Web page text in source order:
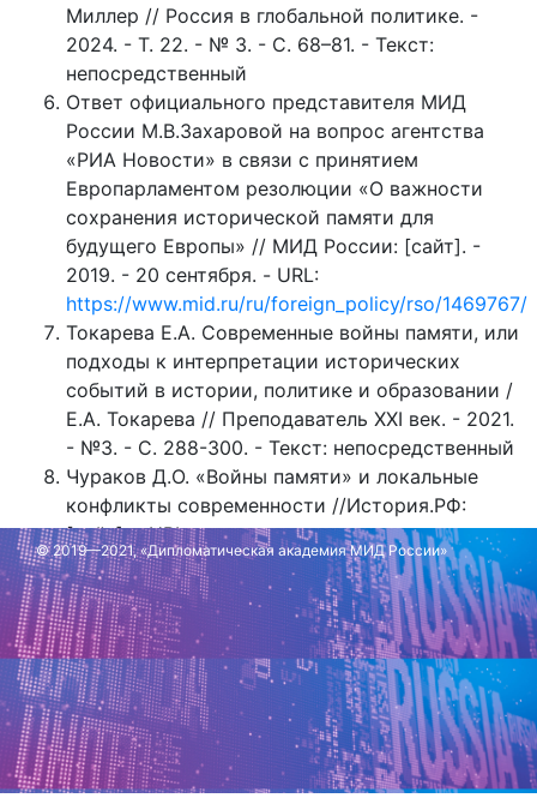
Миллер // Россия в глобальной политике. -
2024. - Т. 22. - № 3. - С. 68–81. - Текст:
непосредственный
Ответ официального представителя МИД
России М.В.Захаровой на вопрос агентства
«РИА Новости» в связи с принятием
Европарламентом резолюции «О важности
сохранения исторической памяти для
будущего Европы» // МИД России: [сайт]. -
2019. - 20 сентября. - URL:
https://www.mid.ru/ru/foreign_policy/rso/1469767/
Токарева Е.А. Современные войны памяти, или
подходы к интерпретации исторических
событий в истории, политике и образовании /
Е.А. Токарева // Преподаватель XXI век. - 2021.
- №3. - С. 288-300. - Текст: непосредственный
Чураков Д.О. «Войны памяти» и локальные
конфликты современности //История.РФ:
[сайт]. - URL:
https://histrf.ru/uploads/media/default/0001/63/
Обновлено: 17 июля 2024 г.
© 2019—2021, «Дипломатическая академия МИД России»